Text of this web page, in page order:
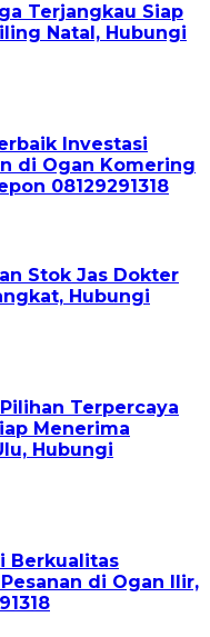
Terjangkau Siap
Natal, Hubungi
Investasi
di Ogan Komering
08129291318
Stok Jas Dokter
Hubungi
Terpercaya
Menerima
Hubungi
Berkualitas
di Ogan Ilir,